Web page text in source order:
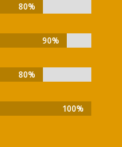
80%
80%
90%
90%
80%
80%
100%
100%